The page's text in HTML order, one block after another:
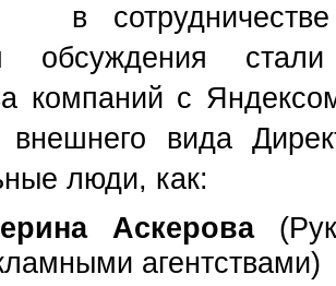
в
обсуждения
компаний с
внешнего вида
люди, как:
Аскерова
(
агентствами)